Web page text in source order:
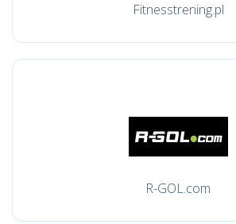
Fitnesstrening.pl
R-GOL.com